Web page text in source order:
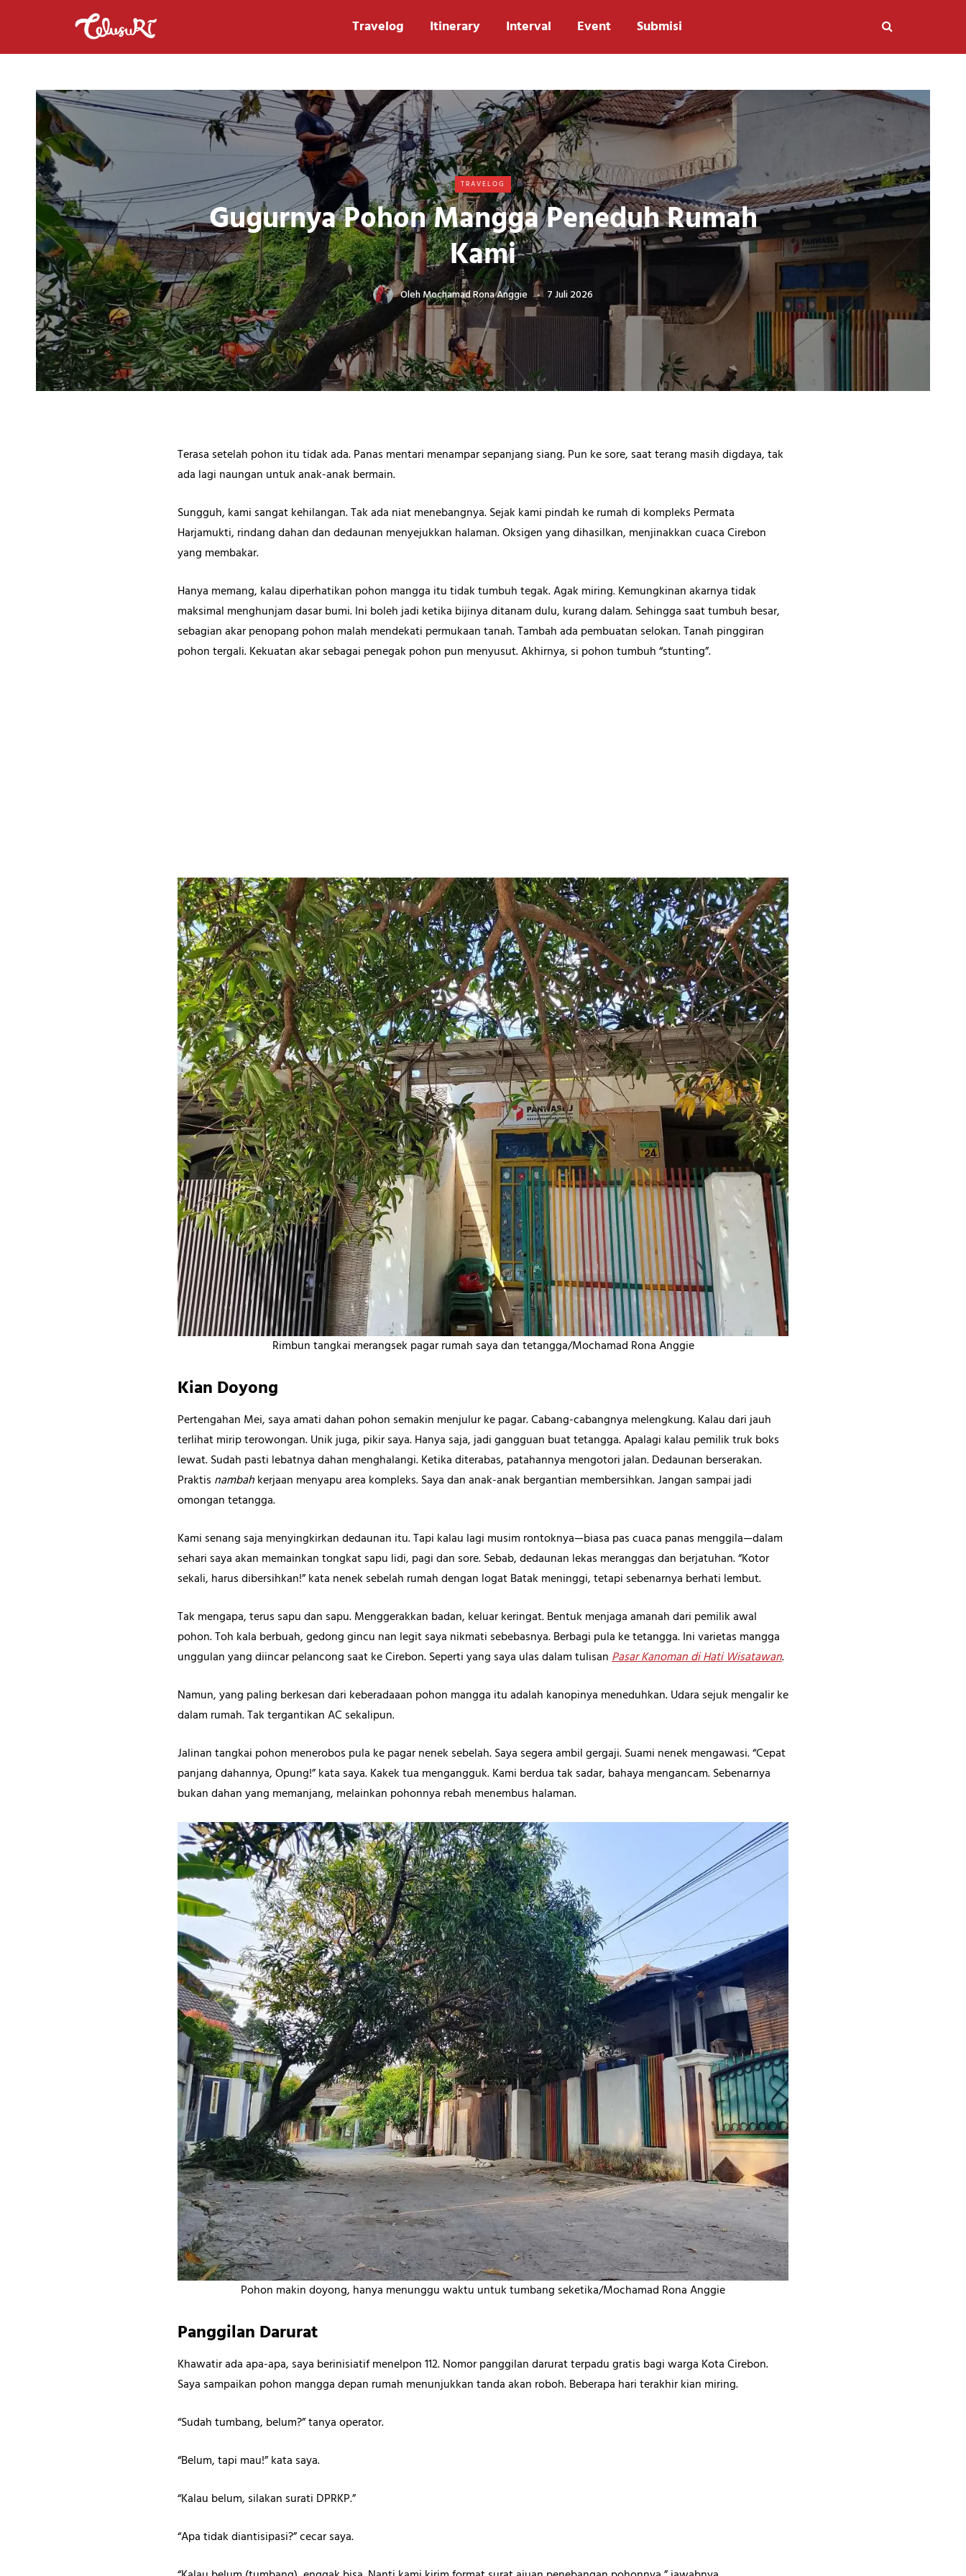
Travelog Itinerary Interval Event Submisi
TRAVELOG
Gugurnya Pohon Mangga Peneduh Rumah
Kami
OlehMochamad Rona Anggie 7 Juli 2026
Terasa setelah pohon itu tidak ada. Panas mentari menampar sepanjang siang. Pun ke sore, saat terang masih digdaya, tak
ada lagi naungan untuk anak-anak bermain.
Sungguh, kami sangat kehilangan. Tak ada niat menebangnya. Sejak kami pindah ke rumah di kompleks Permata
Harjamukti, rindang dahan dan dedaunan menyejukkan halaman. Oksigen yang dihasilkan, menjinakkan cuaca Cirebon
yang membakar.
Hanya memang, kalau diperhatikan pohon mangga itu tidak tumbuh tegak. Agak miring. Kemungkinan akarnya tidak
maksimal menghunjam dasar bumi. Ini boleh jadi ketika bijinya ditanam dulu, kurang dalam. Sehingga saat tumbuh besar,
sebagian akar penopang pohon malah mendekati permukaan tanah. Tambah ada pembuatan selokan. Tanah pinggiran
pohon tergali. Kekuatan akar sebagai penegak pohon pun menyusut. Akhirnya, si pohon tumbuh “stunting”.
Rimbun tangkai merangsek pagar rumah saya dan tetangga/Mochamad Rona Anggie
Kian Doyong
Pertengahan Mei, saya amati dahan pohon semakin menjulur ke pagar. Cabang-cabangnya melengkung. Kalau dari jauh
terlihat mirip terowongan. Unik juga, pikir saya. Hanya saja, jadi gangguan buat tetangga. Apalagi kalau pemilik truk boks
lewat. Sudah pasti lebatnya dahan menghalangi. Ketika diterabas, patahannya mengotori jalan. Dedaunan berserakan.
Praktis nambahkerjaan menyapu area kompleks. Saya dan anak-anak bergantian membersihkan. Jangan sampai jadi
omongan tetangga.
Kami senang saja menyingkirkan dedaunan itu. Tapi kalau lagi musim rontoknya—biasa pas cuaca panas menggila—dalam
sehari saya akan memainkan tongkat sapu lidi, pagi dan sore. Sebab, dedaunan lekas meranggas dan berjatuhan. “Kotor
sekali, harus dibersihkan!” kata nenek sebelah rumah dengan logat Batak meninggi, tetapi sebenarnya berhati lembut.
Tak mengapa, terus sapu dan sapu. Menggerakkan badan, keluar keringat. Bentuk menjaga amanah dari pemilik awal
pohon. Toh kala berbuah, gedong gincu nan legit saya nikmati sebebasnya. Berbagi pula ke tetangga. Ini varietas mangga
unggulan yang diincar pelancong saat ke Cirebon. Seperti yang saya ulas dalam tulisanPasar Kanoman di Hati Wisatawan.
Namun, yang paling berkesan dari keberadaaan pohon mangga itu adalah kanopinya meneduhkan. Udara sejuk mengalir ke
dalam rumah. Tak tergantikan AC sekalipun.
Jalinan tangkai pohon menerobos pula ke pagar nenek sebelah. Saya segera ambil gergaji. Suami nenek mengawasi. “Cepat
panjang dahannya, Opung!” kata saya. Kakek tua mengangguk. Kami berdua tak sadar, bahaya mengancam. Sebenarnya
bukan dahan yang memanjang, melainkan pohonnya rebah menembus halaman.
Pohon makin doyong, hanya menunggu waktu untuk tumbang seketika/Mochamad Rona Anggie
Panggilan Darurat
Khawatir ada apa-apa, saya berinisiatif menelpon 112. Nomor panggilan darurat terpadu gratis bagi warga Kota Cirebon.
Saya sampaikan pohon mangga depan rumah menunjukkan tanda akan roboh. Beberapa hari terakhir kian miring.
“Sudah tumbang, belum?” tanya operator.
“Belum, tapi mau!” kata saya.
“Kalau belum, silakan surati DPRKP.”
“Apa tidak diantisipasi?” cecar saya.